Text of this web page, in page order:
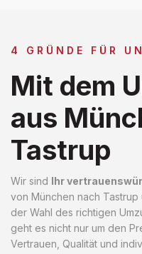
4 GRÜNDE FÜR
Mit dem
aus
Tastrup
Wir sind Ihr
von München nach
der Wahl des richtigen
geht es nicht nur um den
Vertrauen, Qualität und